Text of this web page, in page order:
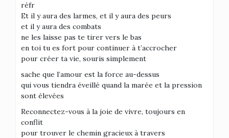
réfr
Et il y aura des larmes, et il y aura des peurs
et il y aura des combats
ne les laisse pas te tirer vers le bas
en toi tu es fort pour continuer à t’accrocher
pour créer ta vie, souris simplement
sache que l’amour est la force au-dessus
qui vous tiendra éveillé quand la marée et la pression
sont élevées
Reconnectez-vous à la joie de vivre, toujours en
conflit
pour trouver le chemin gracieux à travers